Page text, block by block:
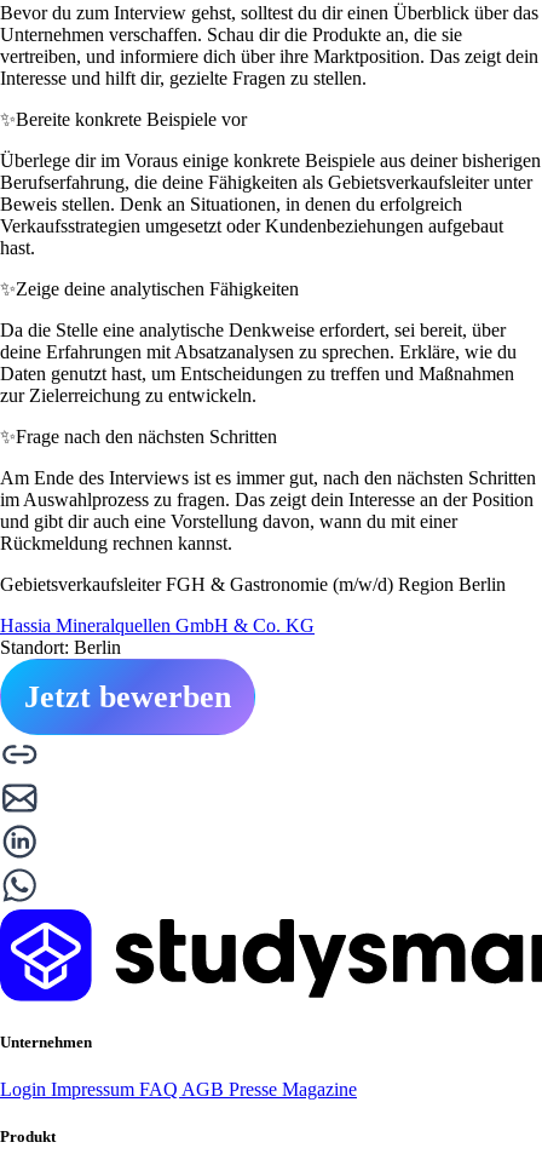
Bevor du zum Interview gehst, solltest du dir einen Überblick über das
Unternehmen verschaffen. Schau dir die Produkte an, die sie
vertreiben, und informiere dich über ihre Marktposition. Das zeigt dein
Interesse und hilft dir, gezielte Fragen zu stellen.
✨Bereite konkrete Beispiele vor
Überlege dir im Voraus einige konkrete Beispiele aus deiner bisherigen
Berufserfahrung, die deine Fähigkeiten als Gebietsverkaufsleiter unter
Beweis stellen. Denk an Situationen, in denen du erfolgreich
Verkaufsstrategien umgesetzt oder Kundenbeziehungen aufgebaut
hast.
✨Zeige deine analytischen Fähigkeiten
Da die Stelle eine analytische Denkweise erfordert, sei bereit, über
deine Erfahrungen mit Absatzanalysen zu sprechen. Erkläre, wie du
Daten genutzt hast, um Entscheidungen zu treffen und Maßnahmen
zur Zielerreichung zu entwickeln.
✨Frage nach den nächsten Schritten
Am Ende des Interviews ist es immer gut, nach den nächsten Schritten
im Auswahlprozess zu fragen. Das zeigt dein Interesse an der Position
und gibt dir auch eine Vorstellung davon, wann du mit einer
Rückmeldung rechnen kannst.
Gebietsverkaufsleiter FGH & Gastronomie (m/w/d) Region Berlin
Hassia Mineralquellen GmbH & Co. KG
Standort: Berlin
Jetzt bewerben
Unternehmen
Login Impressum FAQ AGB Presse Magazine
Produkt